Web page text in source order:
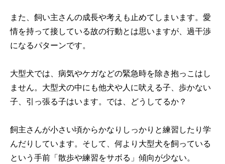
また、飼い主さんの成長や考えも止めてしまいます。愛
情を持って接している故の行動とは思いますが、過干渉
になるパターンです。
大型犬では、病気やケガなどの緊急時を除き抱っこはし
ません。大型犬の中にも他犬や人に吠える子、歩かない
子、引っ張る子はいます。では、どうしてるか？
飼主さんが小さい頃からかなりしっかりと練習したり学
んだりしています。そして、何より大型犬を飼っている
という手前「散歩や練習をサボる」傾向が少ない。